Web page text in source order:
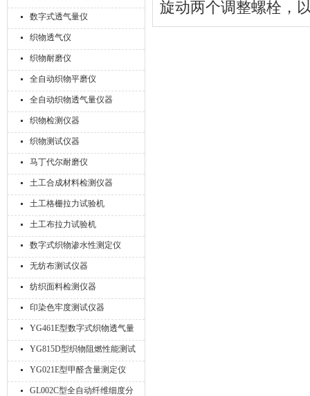
数字式透气量仪
织物透气仪
织物耐磨仪
全自动织物平磨仪
全自动织物透气量仪器
织物检测仪器
织物测试仪器
马丁代尔耐磨仪
土工合成材料检测仪器
土工格栅拉力试验机
土工布拉力试验机
数字式织物渗水性测定仪
无纺布测试仪器
纺织面料检测仪器
印染色牢度测试仪器
YG461E型数字式织物透气量
仪
YG815D型织物阻燃性能测试
仪
YG021E型甲醛含量测定仪
GL002C型全自动纤维细度分
旋动两个调整螺栓，